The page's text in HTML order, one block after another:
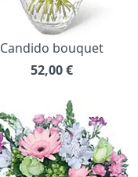
Candido bouquet
52,00€